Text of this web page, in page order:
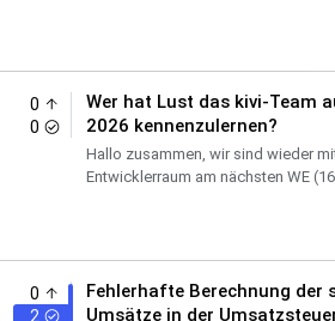
frisch zu präsentieren und bieten
0
0
Wer hat Lust das kivi-Team
2026 kennenzulernen?
Hallo zusammen, wir sind wieder
Entwicklerraum am nächsten WE
0
2
Fehlerhafte Berechnung der
Umsätze in der